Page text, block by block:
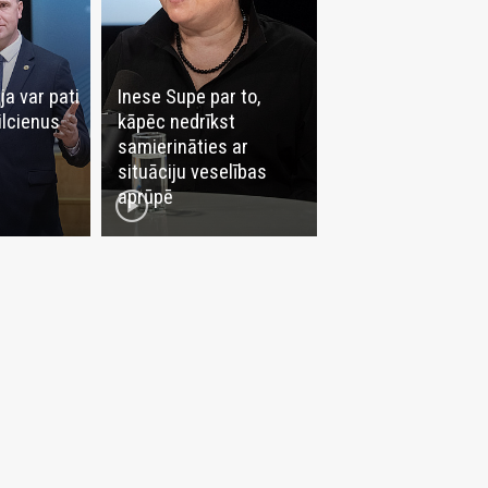
var pati
Inese Supe par to,
kāpēc nedrīkst
samierināties ar
situāciju veselības
aprūpē
play_circle